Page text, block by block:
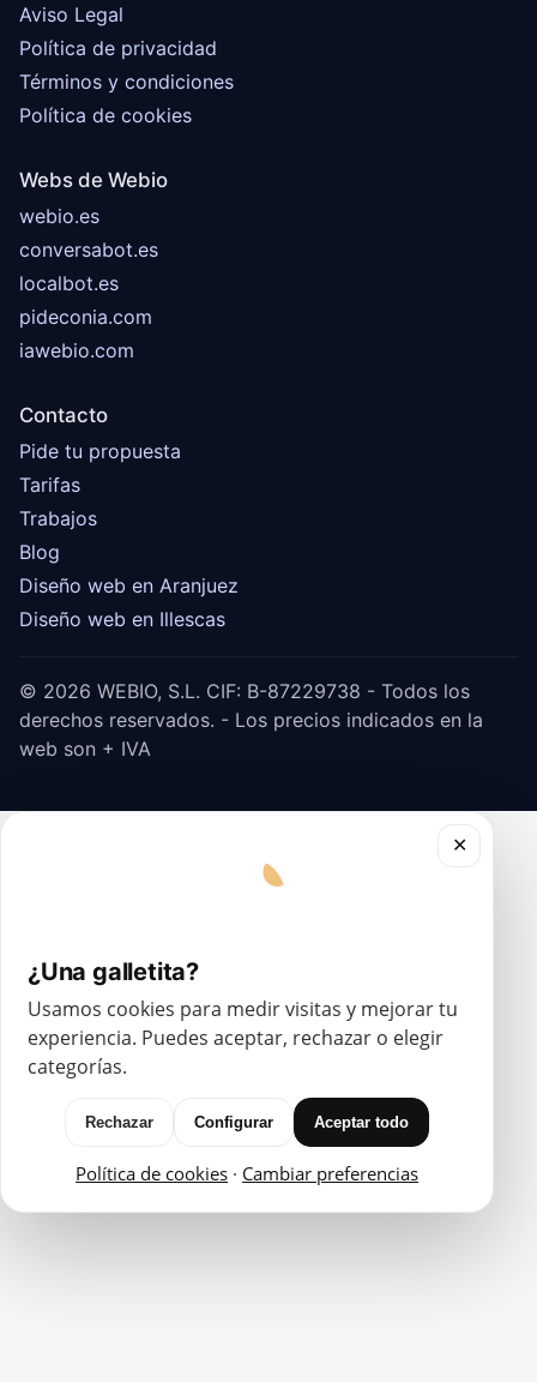
Aviso Legal
Política de privacidad
Términos y condiciones
Política de cookies
Webs de Webio
webio.es
conversabot.es
localbot.es
pideconia.com
iawebio.com
Contacto
Pide tu propuesta
Tarifas
Trabajos
Blog
Diseño web en Aranjuez
Diseño web en Illescas
© 2026 WEBIO, S.L. CIF: B-87229738 - Todos los
derechos reservados. - Los precios indicados en la
web son + IVA
✕
¿Una galletita?
Usamos cookies para medir visitas y mejorar tu
experiencia. Puedes aceptar, rechazar o elegir
categorías.
Rechazar Configurar Aceptar todo
Política de cookies · Cambiar preferencias